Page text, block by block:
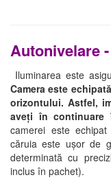
Autonivelare
Iluminarea este
Camera este
orizontului. Astfel,
aveți în continuare
camerei este
căruia este ușor de
determinată cu
inclus în pachet).